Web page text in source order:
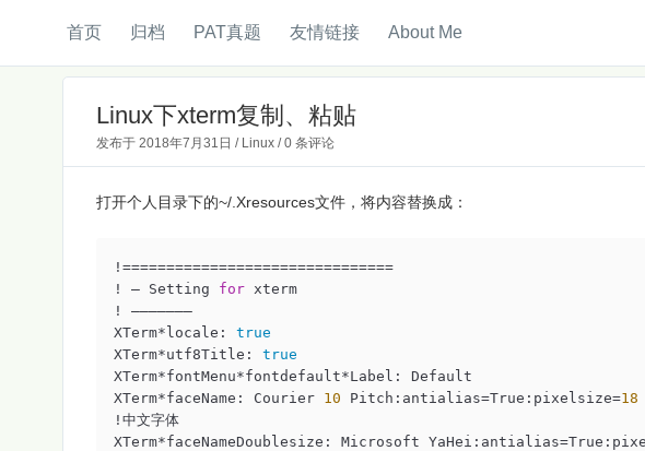
首页 归档 PAT真题 友情链接 About Me
Linux下xterm复制、粘贴
发布于 2018年7月31日 / Linux/0 条评论
打开个人目录下的~/.Xresources文件，将内容替换成：
!===============================
! – Setting for xterm
! ——————–
XTerm*locale: true
XTerm*utf8Title: true
XTerm*fontMenu*fontdefault*Label: Default
XTerm*faceName: Courier 10 Pitch:antialias=True:pixelsize=18
!中文字体
XTerm*faceNameDoublesize: Microsoft